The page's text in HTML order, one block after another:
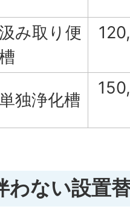
み取り便
独浄化槽
わない設置